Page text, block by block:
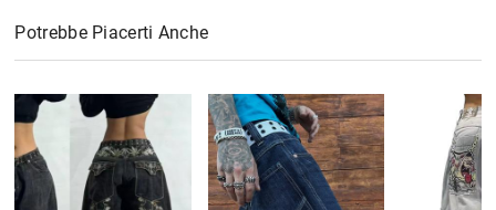
Potrebbe Piacerti Anche